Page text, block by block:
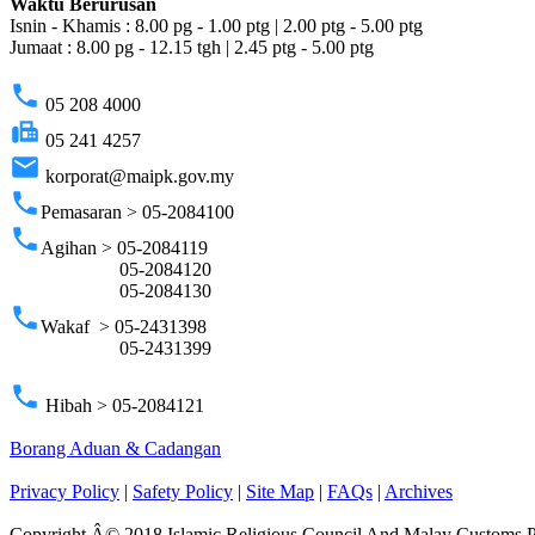
Isnin - Khamis : 8.00 pg - 1.00 ptg | 2.00 ptg - 5.00 ptg
Jumaat : 8.00 pg - 12.15 tgh | 2.45 ptg - 5.00 ptg
phone 05 208 4000
fax 05 241 4257
email korporat@maipk.gov.my
phonePemasaran > 05-2084100
phone Agihan > 05-2084119
05-2084120
05-2084130
phoneWakaf > 05-2431398
05-2431399
phone Hibah > 05-2084121
Borang Aduan & Cadangan
Privacy Policy | Safety Policy | Site Map | FAQs | Archives